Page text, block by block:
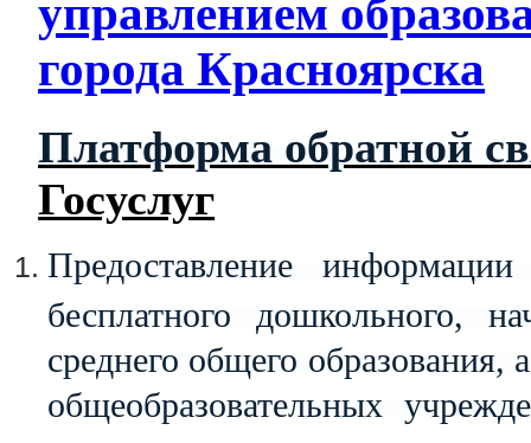
управлением
города Красноярска
Платформа обратной
Госуслуг
Предоставление
бесплатного дошкольного,
среднего общего образования,
общеобразовательных